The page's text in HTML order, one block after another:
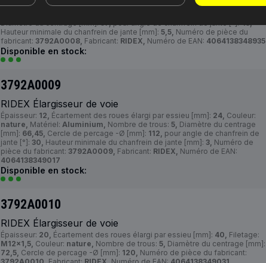
Épaisseur: 10,Écartement des roues élargi par essieu [mm]:20,Filetage:
Diamètre du centrage [mm]:57,pour angle de chanfrein de jante [°]:45,
Hauteur minimale du chanfrein de jante [mm]: 5,5, Numéro de pièce du
fabricant: 3792A0008, Fabricant: RIDEX, Numéro de EAN: 4064138348935
Disponible en stock:
3792A0009
RIDEX Élargisseur de voie
Épaisseur: 12, Écartement des roues élargi par essieu [mm]: 24, Couleur:
nature, Matériel: Aluminium, Nombre de trous: 5, Diamètre du centrage
[mm]: 66,45, Cercle de percage -Ø [mm]: 112, pour angle de chanfrein de
jante [°]: 30, Hauteur minimale du chanfrein de jante [mm]: 3, Numéro de
pièce du fabricant: 3792A0009, Fabricant: RIDEX, Numéro de EAN:
4064138349017
Disponible en stock:
3792A0010
RIDEX Élargisseur de voie
Épaisseur: 20, Écartement des roues élargi par essieu [mm]: 40, Filetage:
M12x1,5, Couleur: nature, Nombre de trous: 5, Diamètre du centrage [mm]:
72,5, Cercle de percage -Ø [mm]: 120, Numéro de pièce du fabricant: